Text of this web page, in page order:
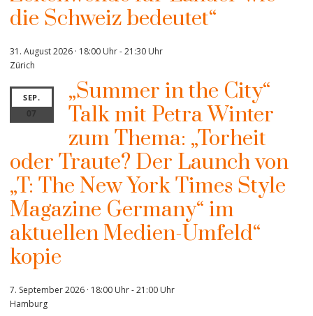
die Schweiz bedeutet“
31. August 2026 · 18:00 Uhr-21:30 Uhr
Zürich
SEP.
07
„Summer in the City“
Talk mit Petra Winter
zum Thema: „Torheit
oder Traute? Der Launch von
„T: The New York Times Style
Magazine Germany“ im
aktuellen Medien-Umfeld“
kopie
7. September 2026 · 18:00 Uhr-21:00 Uhr
Hamburg